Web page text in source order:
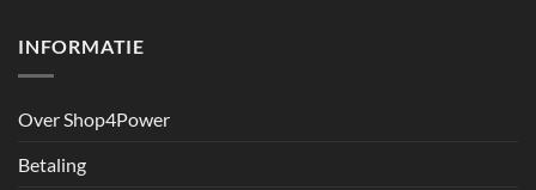
INFORMATIE
Over Shop4Power
Betaling